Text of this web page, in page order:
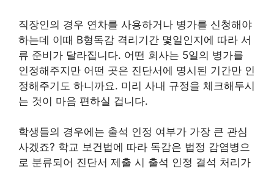
직장인의 경우 연차를 사용하거나 병가를 신청해야
하는데 이때 B형독감 격리기간 몇일인지에 따라 서
류 준비가 달라집니다. 어떤 회사는 5일의 병가를
인정해주지만 어떤 곳은 진단서에 명시된 기간만 인
정해주기도 하니까요. 미리 사내 규정을 체크해두시
는 것이 마음 편하실 겁니다.
학생들의 경우에는 출석 인정 여부가 가장 큰 관심
사겠죠? 학교 보건법에 따라 독감은 법정 감염병으
로 분류되어 진단서 제출 시 출석 인정 결석 처리가